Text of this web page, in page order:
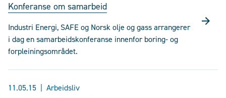
Konferanse om samarbeid
Industri Energi, SAFE og Norsk olje og gass arrangerer
i dag en samarbeidskonferanse innenfor boring- og
forpleiningsområdet.
11.05.15 Arbeidsliv